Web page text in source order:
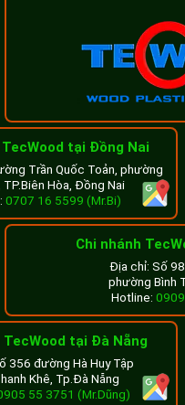
giúp không gian trở
vừa đảm bảo khả năng
phẩm có khả năng
áp, hài hòa với kiến trúc
điểm nhấn nổi bật.
tại Đồng Nai
Trần Quốc Toản, phường
TP.Biên Hòa, Đồng Nai
0707 16 5599 (Mr.Bi)
Chi nhánh
Địa chỉ: Số
phường Bình
Hotline:
TecWood tại Đà Nẵng
356 đường Hà Huy Tập
Khê, Tp.Đà Nẵng
55 3751 (Mr.Dũng)